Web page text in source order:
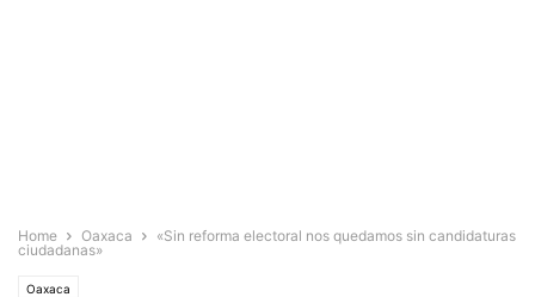
Home Oaxaca
«Sin reforma electoral nos quedamos sin candidaturas
ciudadanas»
Oaxaca